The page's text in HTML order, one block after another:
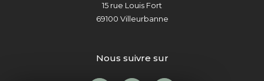
15 rue Louis Fort
69100
Villeurbanne
nous suivre sur